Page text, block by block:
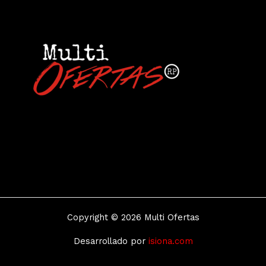
Copyright © 2026 Multi Ofertas
Desarrollado por isiona.com